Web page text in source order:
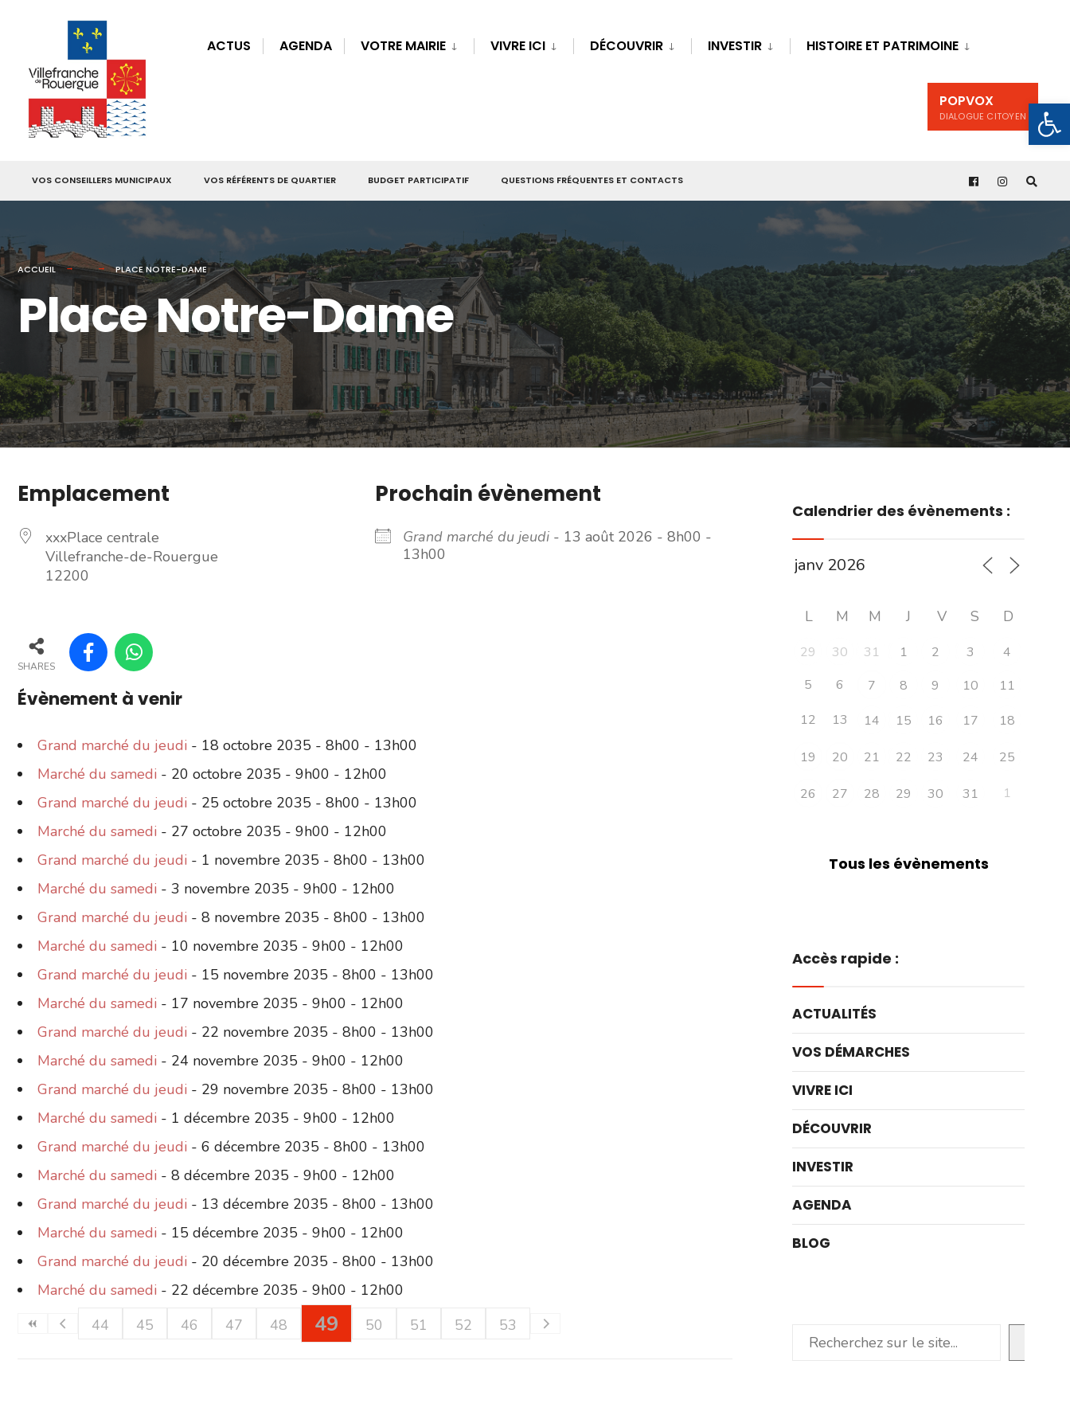
ACTUS AGENDA VOTRE MAIRIE VIVRE ICI DÉCOUVRIR INVESTIR HISTOIRE ET PATRIMOINE
POPVOX
DIALOGUE CITOYEN
VOS CONSEILLERS MUNICIPAUX VOS RÉFÉRENTS DE QUARTIER BUDGET PARTICIPATIF QUESTIONS FRÉQUENTES ET CONTACTS
ACCUEIL PLACE NOTRE-DAME
Place Notre-Dame
Emplacement
xxxPlace centrale
Villefranche-de-Rouergue
12200
Prochain évènement
Grand marché du jeudi - 13 août 2026 - 8h00 -
13h00
SHARES
Évènement à venir
Grand marché du jeudi - 18 octobre 2035 - 8h00 - 13h00
Marché du samedi - 20 octobre 2035 - 9h00 - 12h00
Grand marché du jeudi - 25 octobre 2035 - 8h00 - 13h00
Marché du samedi - 27 octobre 2035 - 9h00 - 12h00
Grand marché du jeudi - 1 novembre 2035 - 8h00 - 13h00
Marché du samedi - 3 novembre 2035 - 9h00 - 12h00
Grand marché du jeudi - 8 novembre 2035 - 8h00 - 13h00
Marché du samedi - 10 novembre 2035 - 9h00 - 12h00
Grand marché du jeudi - 15 novembre 2035 - 8h00 - 13h00
Marché du samedi - 17 novembre 2035 - 9h00 - 12h00
Grand marché du jeudi - 22 novembre 2035 - 8h00 - 13h00
Marché du samedi - 24 novembre 2035 - 9h00 - 12h00
Grand marché du jeudi - 29 novembre 2035 - 8h00 - 13h00
Marché du samedi - 1 décembre 2035 - 9h00 - 12h00
Grand marché du jeudi - 6 décembre 2035 - 8h00 - 13h00
Marché du samedi - 8 décembre 2035 - 9h00 - 12h00
Grand marché du jeudi - 13 décembre 2035 - 8h00 - 13h00
Marché du samedi - 15 décembre 2035 - 9h00 - 12h00
Grand marché du jeudi - 20 décembre 2035 - 8h00 - 13h00
Marché du samedi - 22 décembre 2035 - 9h00 - 12h00
44
45 46 47 48 49 50 51 52 53
Calendrier des évènements :
L M M J V S D
29 30 31 1 2 3
4
5
6 7 8 9 10
11
12
13 14 15 16 17 18
19 20 21 22 23 24 25
26 27 28 29 30 31 1
Tous les évènements
Accès rapide :
ACTUALITÉS
VOS DÉMARCHES
VIVRE ICI
DÉCOUVRIR
INVESTIR
AGENDA
BLOG
Rechercher